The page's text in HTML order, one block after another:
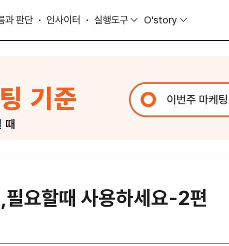
과 판단 인사이터 실행도구 O'story
요할때 사용하세요-2편